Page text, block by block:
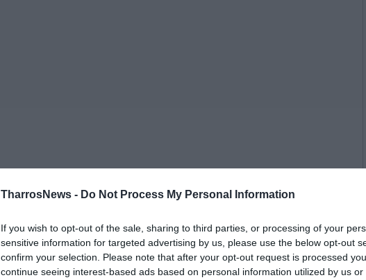
TharrosNews - Do Not Process My Personal Information
If you wish to opt-out of the sale, sharing to third parties, or processing of your
sensitive information for targeted advertising by us, please use the below opt-out
confirm your selection. Please note that after your opt-out request is processed
continue seeing interest-based ads based on personal information utilized by us or